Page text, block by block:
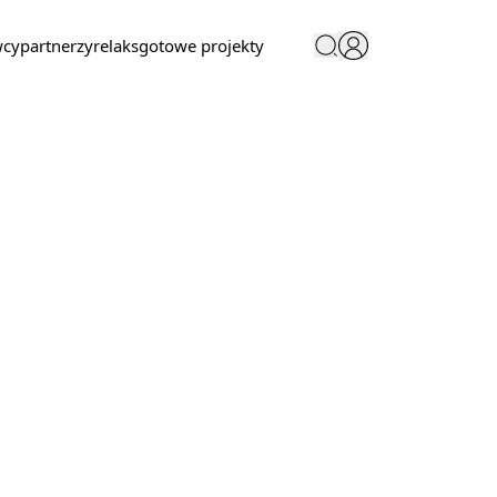
partnerzyrelaksgotowe projekty